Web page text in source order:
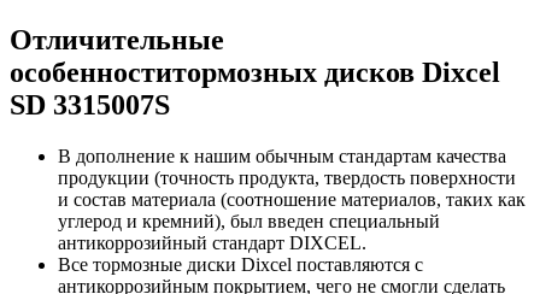
Отличительные
особенноститормозных дисков Dixcel
SD 3315007S
В дополнение к нашим обычным стандартам качества
продукции (точность продукта, твердость поверхности
и состав материала (соотношение материалов, таких как
углерод и кремний), был введен специальный
антикоррозийный стандарт DIXCEL.
Все тормозные диски Dixcel поставляются с
антикоррозийным покрытием, чего не смогли сделать